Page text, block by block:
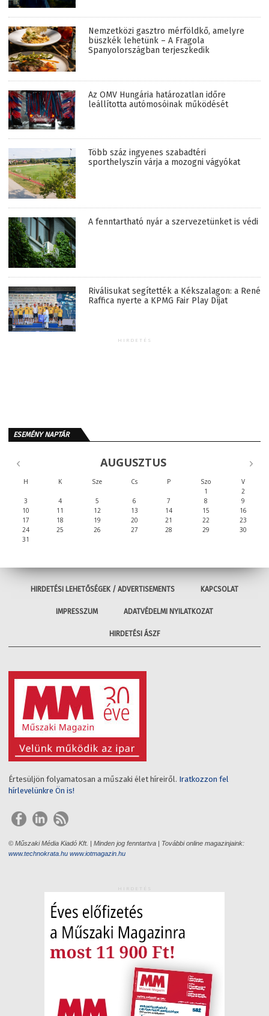
Nemzetközi gasztro mérföldkő, amelyre
büszkék lehetünk – A Fragola
Spanyolországban terjeszkedik
Az OMV Hungária határozatlan időre
leállította autómosóinak működését
Több száz ingyenes szabadtéri
sporthelyszín várja a mozogni vágyókat
A fenntartható nyár a szervezetünket is védi
Riválisukat segítették a Kékszalagon: a René
Raffica nyerte a KPMG Fair Play Díjat
HIRDETÉS
ESEMÉNY NAPTÁR
AUGUSZTUS
H K Sze Cs P Szo
V
1
2
3
4 5 6 7 8
9
10
11 12 13 14 15
16
17
18 19 20 21 22
23
24
25 26 27 28 29
30
31
HIRDETÉSI LEHETŐSÉGEK / ADVERTISEMENTS KAPCSOLAT
IMPRESSZUM ADATVÉDELMI NYILATKOZAT
HIRDETÉSI ÁSZF
Értesüljön folyamatosan a műszaki élet híreiről. Iratkozzon fel
hírlevelünkre Ön is!
© Műszaki Média Kiadó Kft. | Minden jog fenntartva | További online magazinjaink:
www.technokrata.hu www.iotmagazin.hu
HIRDETÉS